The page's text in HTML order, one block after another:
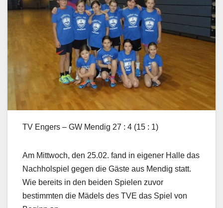
TV Engers – GW Mendig 27 : 4 (15 : 1)
Am Mittwoch, den 25.02. fand in eigener Halle das
Nachholspiel gegen die Gäste aus Mendig statt.
Wie bereits in den beiden Spielen zuvor
bestimmten die Mädels des TVE das Spiel von